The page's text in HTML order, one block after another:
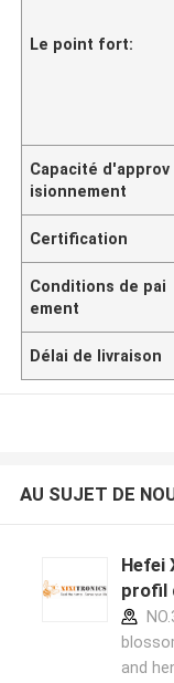
Le point fort:
Capacité d'approv
isionnement
Certification
Conditions de pai
ement
Délai de livraison
AU SUJET DE
Hefei
profil
and